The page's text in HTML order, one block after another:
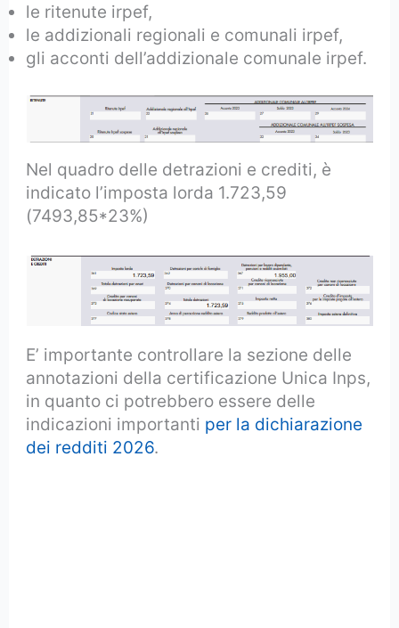
le ritenute irpef,
le addizionali regionali e comunali irpef,
gli acconti dell’addizionale comunale irpef.
Nel quadro delle detrazioni e crediti, è
indicato l’imposta lorda 1.723,59
(7493,85*23%)
E’ importante controllare la sezione delle
annotazioni della certificazione Unica Inps,
in quanto ci potrebbero essere delle
indicazioni importanti per la dichiarazione
dei redditi 2026.